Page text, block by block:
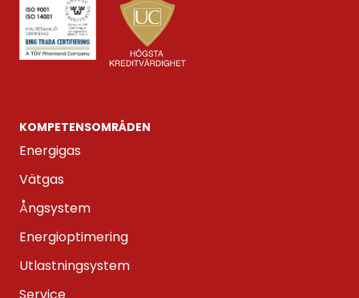
KOMPETENS­OMRÅDEN
Energigas
Vätgas
Ångsystem
Energioptimering
Utlastningsystem
Service